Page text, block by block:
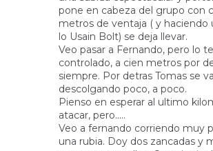
pone en cabeza del grupo con
metros de ventaja ( y haciendo
lo Usain Bolt) se deja llevar.
Veo pasar a Fernando, pero lo
controlado, a cien metros por
siempre. Por detras Tomas se va
descolgando poco, a poco.
Pienso en esperar al ultimo
atacar, pero.....
Veo a fernando corriendo muy
una rubia. Doy dos zancadas y